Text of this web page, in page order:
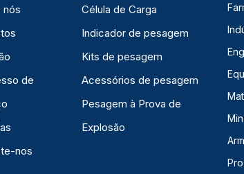
nós
de
nos
Célula de Carga
Indicador de pesagem
Kits de pesagem
Acessórios de pesagem
Pesagem à Prova de
Explosão